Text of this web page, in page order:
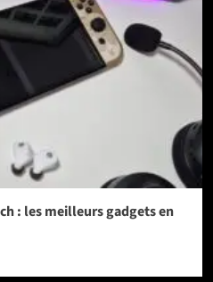
: les meilleurs gadgets en